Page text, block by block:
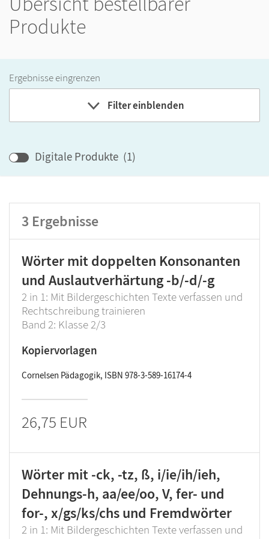
Produkte
Ergebnisse eingrenzen
Filter einblenden
GER-Niveau
Produktart
Digitale Produkte (1)
3 Ergebnisse
Wörter mit doppelten Konsonanten
und Auslautverhärtung -b/-d/-g
2 in 1: Mit Bildergeschichten Texte verfassen und
Rechtschreibung trainieren
Band 2: Klasse 2/3
Kopiervorlagen
Cornelsen Pädagogik, ISBN 978-3-589-16174-4
26,75 EUR
Wörter mit -ck, -tz, ß, i/ie/ih/ieh,
Dehnungs-h, aa/ee/oo, V, fer- und
for-, x/gs/ks/chs und Fremdwörter
2 in 1: Mit Bildergeschichten Texte verfassen und